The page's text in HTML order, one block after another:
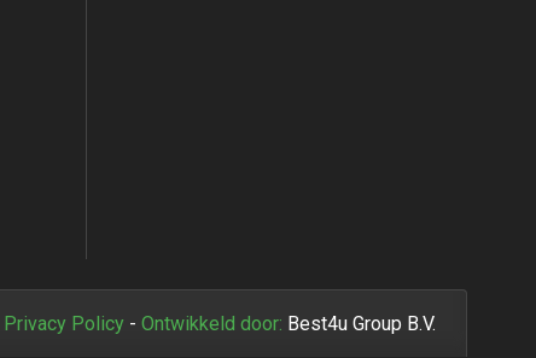
Privacy Policy - Ontwikkeld door: Best4u Group B.V.